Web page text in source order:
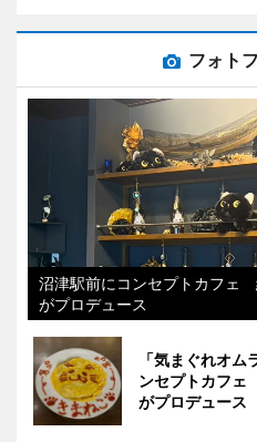
フォト
沼津駅前にコンセプトカフェ
がプロデュース
「気まぐれオ
ンセプトカフ
がプロデュース